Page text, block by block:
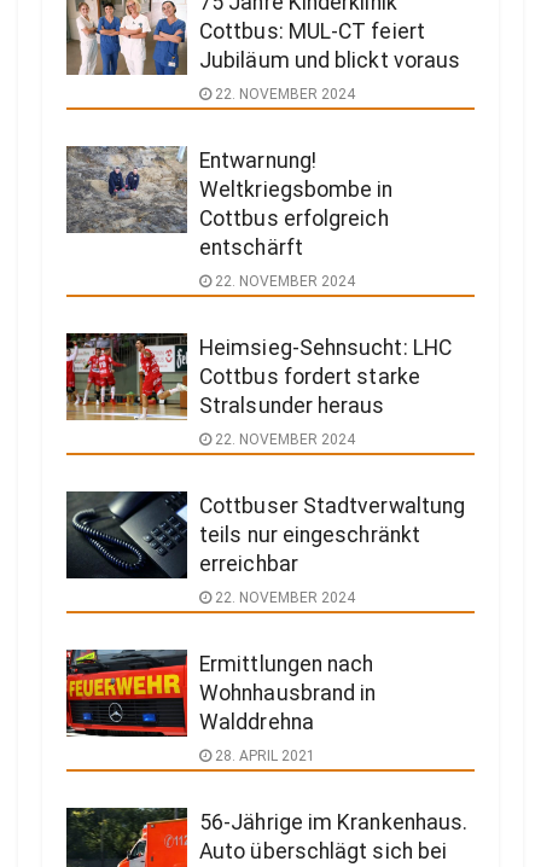
Cottbus: MUL-CT feiert
Jubiläum und blickt voraus
22. NOVEMBER 2024
Entwarnung!
Weltkriegsbombe in
Cottbus erfolgreich
entschärft
22. NOVEMBER 2024
Heimsieg-Sehnsucht: LHC
Cottbus fordert starke
Stralsunder heraus
22. NOVEMBER 2024
Cottbuser Stadtverwaltung
teils nur eingeschränkt
erreichbar
22. NOVEMBER 2024
Ermittlungen nach
Wohnhausbrand in
Walddrehna
28. APRIL 2021
56-Jährige im Krankenhaus.
Auto überschlägt sich bei